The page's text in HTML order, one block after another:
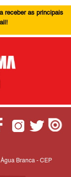
receber as principais
Branca - CEP